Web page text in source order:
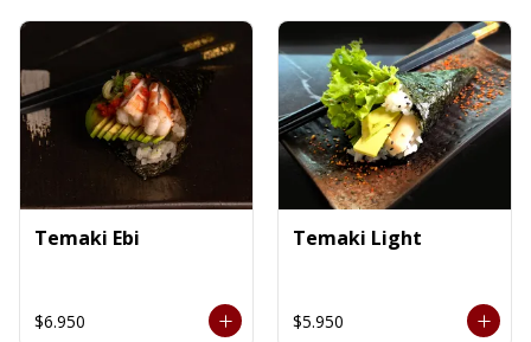
Temaki Ebi
$6.950
Temaki Light
$5.950